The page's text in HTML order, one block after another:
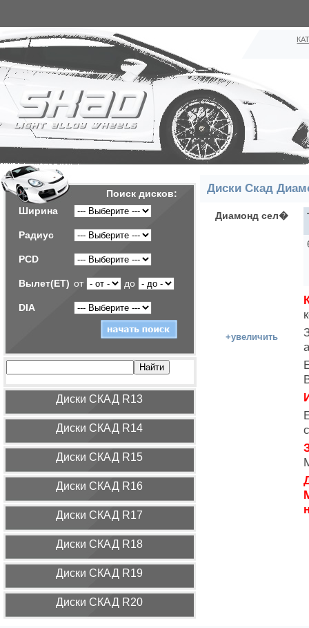
Поиск дисков:
Ширина
Радиус
PCD
Вылет(ET) от до
DIA
Диcки СКАД R13
Диcки СКАД R14
Диcки СКАД R15
Диcки СКАД R16
Диcки СКАД R17
Диcки СКАД R18
Диcки СКАД R19
Диcки СКАД R20
Диски Скад
Диамонд сел�
+увеличить